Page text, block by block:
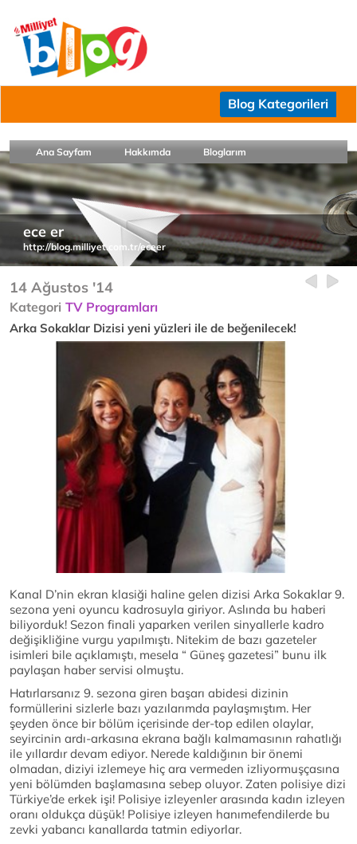
Blog Kategorileri
Ana Sayfam Hakkımda Bloglarım
ece er
http://blog.milliyet.com.tr/eceer
14 Ağustos '14
Kategori TV Programları
Arka Sokaklar Dizisi yeni yüzleri ile de beğenilecek!
Kanal D’nin ekran klasiği haline gelen dizisi Arka Sokaklar 9.
sezona yeni oyuncu kadrosuyla giriyor. Aslında bu haberi
biliyorduk! Sezon finali yaparken verilen sinyallerle kadro
değişikliğine vurgu yapılmıştı. Nitekim de bazı gazeteler
isimleri bile açıklamıştı, mesela “ Güneş gazetesi” bunu ilk
paylaşan haber servisi olmuştu.
Hatırlarsanız 9. sezona giren başarı abidesi dizinin
formüllerini sizlerle bazı yazılarımda paylaşmıştım. Her
şeyden önce bir bölüm içerisinde der-top edilen olaylar,
seyircinin ardı-arkasına ekrana bağlı kalmamasının rahatlığı
ile yıllardır devam ediyor. Nerede kaldığının bir önemi
olmadan, diziyi izlemeye hiç ara vermeden izliyormuşçasına
yeni bölümden başlamasına sebep oluyor. Zaten polisiye dizi
Türkiye’de erkek işi! Polisiye izleyenler arasında kadın izleyen
oranı oldukça düşük! Polisiye izleyen hanımefendilerde bu
zevki yabancı kanallarda tatmin ediyorlar.